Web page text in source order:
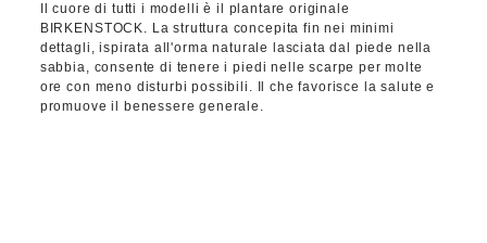
Il cuore di tutti i modelli è il plantare originale
BIRKENSTOCK. La struttura concepita fin nei minimi
dettagli, ispirata all'orma naturale lasciata dal piede nella
sabbia, consente di tenere i piedi nelle scarpe per molte
ore con meno disturbi possibili. Il che favorisce la salute e
promuove il benessere generale.